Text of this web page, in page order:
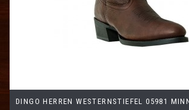
DINGO HERREN WESTERNSTIEFEL 05981